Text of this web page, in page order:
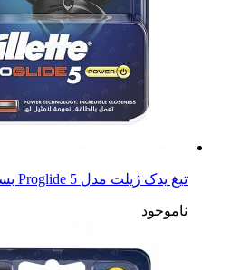
تیغ یدک ژیلت مدل 5 Proglide بسته 4 عددی
ناموجود